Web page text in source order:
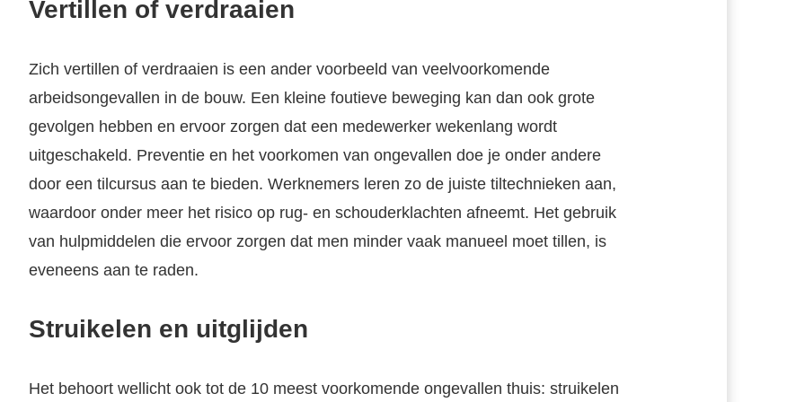
Vertillen of verdraaien
Zich vertillen of verdraaien is een ander voorbeeld van veelvoorkomende
arbeidsongevallen in de bouw. Een kleine foutieve beweging kan dan ook grote
gevolgen hebben en ervoor zorgen dat een medewerker wekenlang wordt
uitgeschakeld. Preventie en het voorkomen van ongevallen doe je onder andere
door een tilcursus aan te bieden. Werknemers leren zo de juiste tiltechnieken aan,
waardoor onder meer het risico op rug- en schouderklachten afneemt. Het gebruik
van hulpmiddelen die ervoor zorgen dat men minder vaak manueel moet tillen, is
eveneens aan te raden.
Struikelen en uitglijden
Het behoort wellicht ook tot de 10 meest voorkomende ongevallen thuis: struikelen